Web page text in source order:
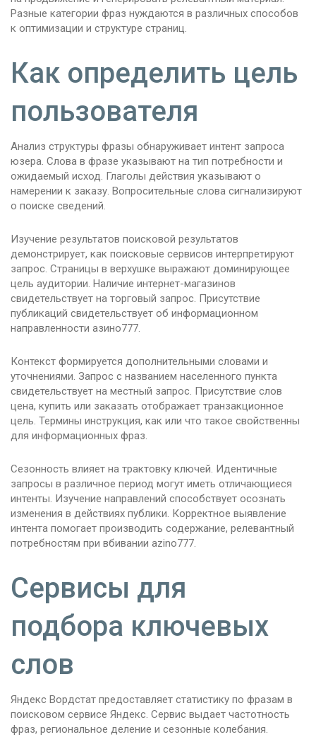
Разные категории фраз нуждаются в различных способов
к оптимизации и структуре страниц.
Как определить цель
пользователя
Анализ структуры фразы обнаруживает интент запроса
юзера. Слова в фразе указывают на тип потребности и
ожидаемый исход. Глаголы действия указывают о
намерении к заказу. Вопросительные слова сигнализируют
о поиске сведений.
Изучение результатов поисковой результатов
демонстрирует, как поисковые сервисов интерпретируют
запрос. Страницы в верхушке выражают доминирующее
цель аудитории. Наличие интернет-магазинов
свидетельствует на торговый запрос. Присутствие
публикаций свидетельствует об информационном
направленности азино777.
Контекст формируется дополнительными словами и
уточнениями. Запрос с названием населенного пункта
свидетельствует на местный запрос. Присутствие слов
цена, купить или заказать отображает транзакционное
цель. Термины инструкция, как или что такое свойственны
для информационных фраз.
Сезонность влияет на трактовку ключей. Идентичные
запросы в различное период могут иметь отличающиеся
интенты. Изучение направлений способствует осознать
изменения в действиях публики. Корректное выявление
интента помогает производить содержание, релевантный
потребностям при вбивании azino777.
Сервисы для
подбора ключевых
слов
Яндекс Вордстат предоставляет статистику по фразам в
поисковом сервисе Яндекс. Сервис выдает частотность
фраз, региональное деление и сезонные колебания.